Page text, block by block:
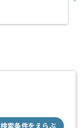
検索条件をえらぶ